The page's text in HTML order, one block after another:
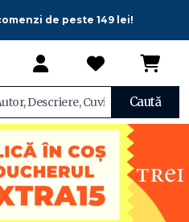
de peste 149 lei!
Caută